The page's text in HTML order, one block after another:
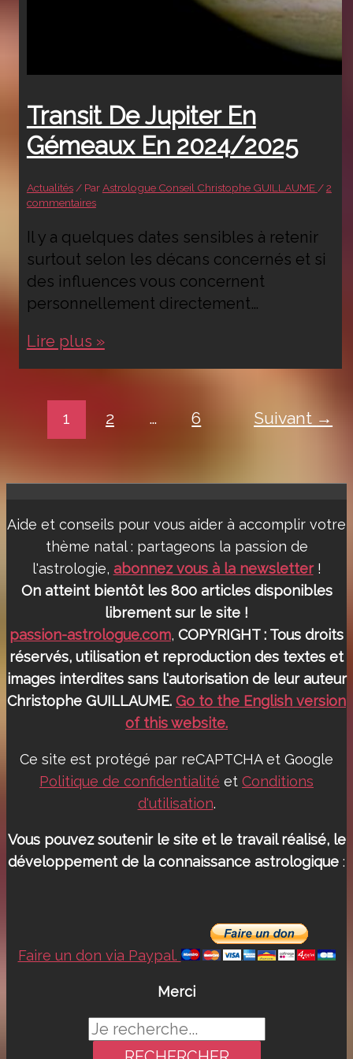
Transit De Jupiter En
Gémeaux En 2024/2025
Actualités/ ParAstrologue Conseil Christophe GUILLAUME/2
commentaires
Il y a quelques dates sensibles à retenir
surtout selon les décans concernés et si
des influences vous concernent
personnellement directement…
Transit
Gémeaux
Lire plus »
1 2 … 6 Suivant →
Aide et conseils pour vous aider à accomplir votre
thème natal : partageons la passion de
l'astrologie, abonnez vous à la newsletter!
On atteint bientôt les 800 articles disponibles
librement sur le site !
passion-astrologue.com, COPYRIGHT : Tous droits
réservés, utilisation et reproduction des textes et
images interdites sans l'autorisation de leur auteur
Christophe GUILLAUME. Go to the English version
of this website.
Ce site est protégé par reCAPTCHA et Google
Politique de confidentialité et Conditions
d'utilisation.
Vous pouvez soutenir le site et le travail réalisé, le
développement de la connaissance astrologique :
Faire un don via Paypal.
Merci
Rechercher :